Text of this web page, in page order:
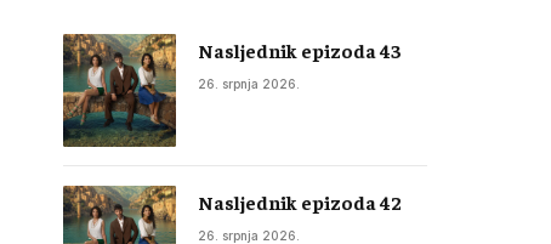
Nasljednik epizoda 43
26. srpnja 2026.
Nasljednik epizoda 42
26. srpnja 2026.